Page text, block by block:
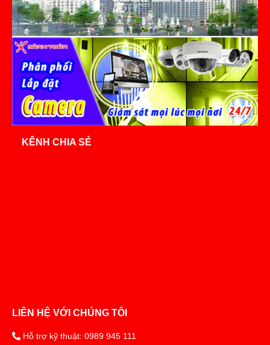
KÊNH CHIA SẺ
LIÊN HỆ VỚI CHÚNG TÔI
Hỗ trợ kỹ thuật: 0989 945 111